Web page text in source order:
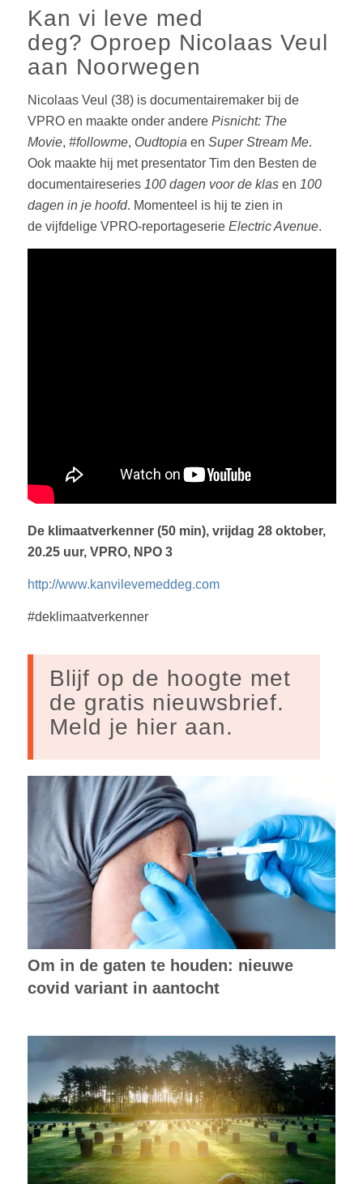
Kan vi leve med
deg? Oproep Nicolaas Veul
aan Noorwegen
Nicolaas Veul (38) is documentairemaker bij de
VPRO en maakte onder andere Pisnicht: The
Movie, #followme, Oudtopia en Super Stream Me.
Ook maakte hij met presentator Tim den Besten de
documentaireseries 100 dagen voor de klasen 100
dagen in je hoofd. Momenteel is hij te zien in
de vijfdelige VPRO-reportageserie Electric Avenue.
De klimaatverkenner (50 min), vrijdag 28 oktober,
20.25 uur, VPRO, NPO 3
http://www.kanvilevemeddeg.com
#deklimaatverkenner
Blijf op de hoogte met
de gratis nieuwsbrief.
Meld je hier aan.
Om in de gaten te houden: nieuwe
covid variant in aantocht